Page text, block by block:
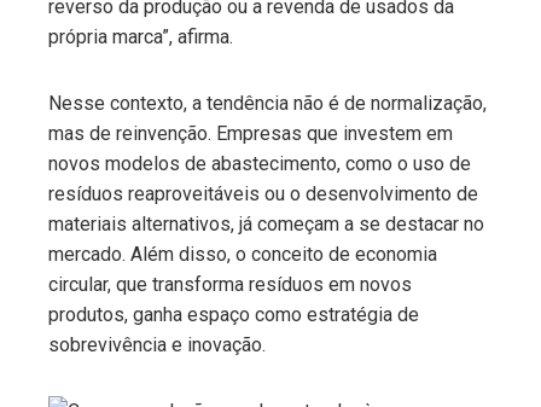
reverso da produção ou a revenda de usados da
própria marca”, afirma.
Nesse contexto, a tendência não é de normalização,
mas de reinvenção. Empresas que investem em
novos modelos de abastecimento, como o uso de
resíduos reaproveitáveis ou o desenvolvimento de
materiais alternativos, já começam a se destacar no
mercado. Além disso, o conceito de economia
circular, que transforma resíduos em novos
produtos, ganha espaço como estratégia de
sobrevivência e inovação.